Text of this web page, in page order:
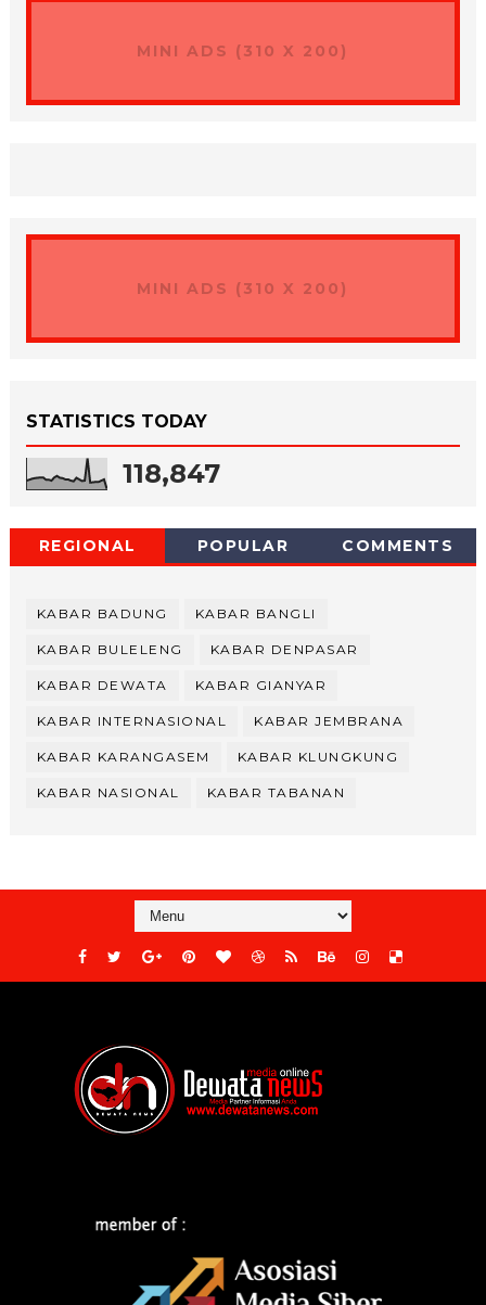
MINI ADS (310 X 200)
MINI ADS (310 X 200)
STATISTICS TODAY
118,847
REGIONAL POPULAR COMMENTS
KABAR BADUNG KABAR BANGLI
KABAR BULELENG KABAR DENPASAR
KABAR DEWATA KABAR GIANYAR
KABAR INTERNASIONAL KABAR JEMBRANA
KABAR KARANGASEM KABAR KLUNGKUNG
KABAR NASIONAL KABAR TABANAN